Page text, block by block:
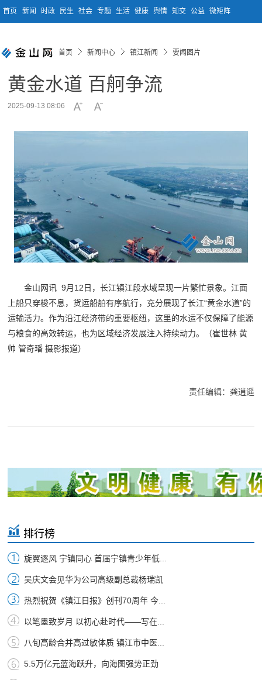
首页 新闻 时政 民生 社会 专题 生活 健康 舆情 知交 公益 微矩阵
首页 新闻中心 镇江新闻 要闻图片
黄金水道 百舸争流
2025-09-13 08:06
金山网讯 9月12日，长江镇江段水域呈现一片繁忙景象。江面
上船只穿梭不息，货运船舶有序航行，充分展现了长江“黄金水道”的
运输活力。作为沿江经济带的重要枢纽，这里的水运不仅保障了能源
与粮食的高效转运，也为区域经济发展注入持续动力。（崔世林 黄
帅 管奇璠 摄影报道）
责任编辑：龚逍遥
排行榜
旋翼逐风 宁镇同心 首届宁镇青少年低...
吴庆文会见华为公司高级副总裁杨瑞凯
热烈祝贺《镇江日报》创刊70周年 今...
以笔墨致岁月 以初心赴时代——写在...
八旬高龄合并高过敏体质 镇江市中医...
5.5万亿元蓝海跃升，向海图强势正劲